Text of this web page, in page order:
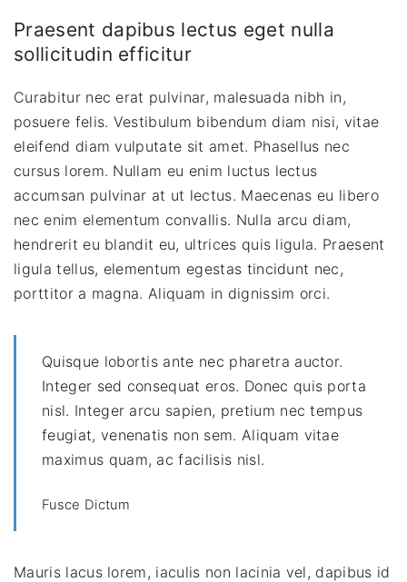
Praesent dapibus lectus eget nulla
sollicitudin efficitur
Curabitur nec erat pulvinar, malesuada nibh in,
posuere felis. Vestibulum bibendum diam nisi, vitae
eleifend diam vulputate sit amet. Phasellus nec
cursus lorem. Nullam eu enim luctus lectus
accumsan pulvinar at ut lectus. Maecenas eu libero
nec enim elementum convallis. Nulla arcu diam,
hendrerit eu blandit eu, ultrices quis ligula. Praesent
ligula tellus, elementum egestas tincidunt nec,
porttitor a magna. Aliquam in dignissim orci.
Quisque lobortis ante nec pharetra auctor.
Integer sed consequat eros. Donec quis porta
nisl. Integer arcu sapien, pretium nec tempus
feugiat, venenatis non sem. Aliquam vitae
maximus quam, ac facilisis nisl.
Fusce Dictum
Mauris lacus lorem, iaculis non lacinia vel, dapibus id